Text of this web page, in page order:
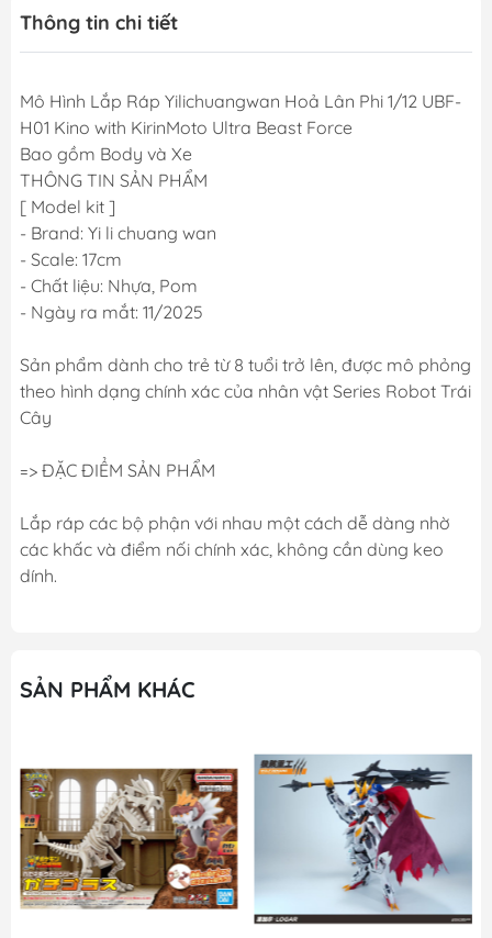
Thông tin chi tiết
Mô Hình Lắp Ráp Yilichuangwan Hoả Lân Phi 1/12 UBF-
H01 Kino with KirinMoto Ultra Beast Force
Bao gồm Body và Xe
THÔNG TIN SẢN PHẨM
[ Model kit ]
- Brand: Yi li chuang wan
- Scale: 17cm
- Chất liệu: Nhựa, Pom
- Ngày ra mắt: 11/2025
Sản phẩm dành cho trẻ từ 8 tuổi trở lên, được mô phỏng
theo hình dạng chính xác của nhân vật Series Robot Trái
Cây
=> ĐẶC ĐIỂM SẢN PHẨM
Lắp ráp các bộ phận với nhau một cách dễ dàng nhờ
các khấc và điểm nối chính xác, không cần dùng keo
dính.
SẢN PHẨM KHÁC